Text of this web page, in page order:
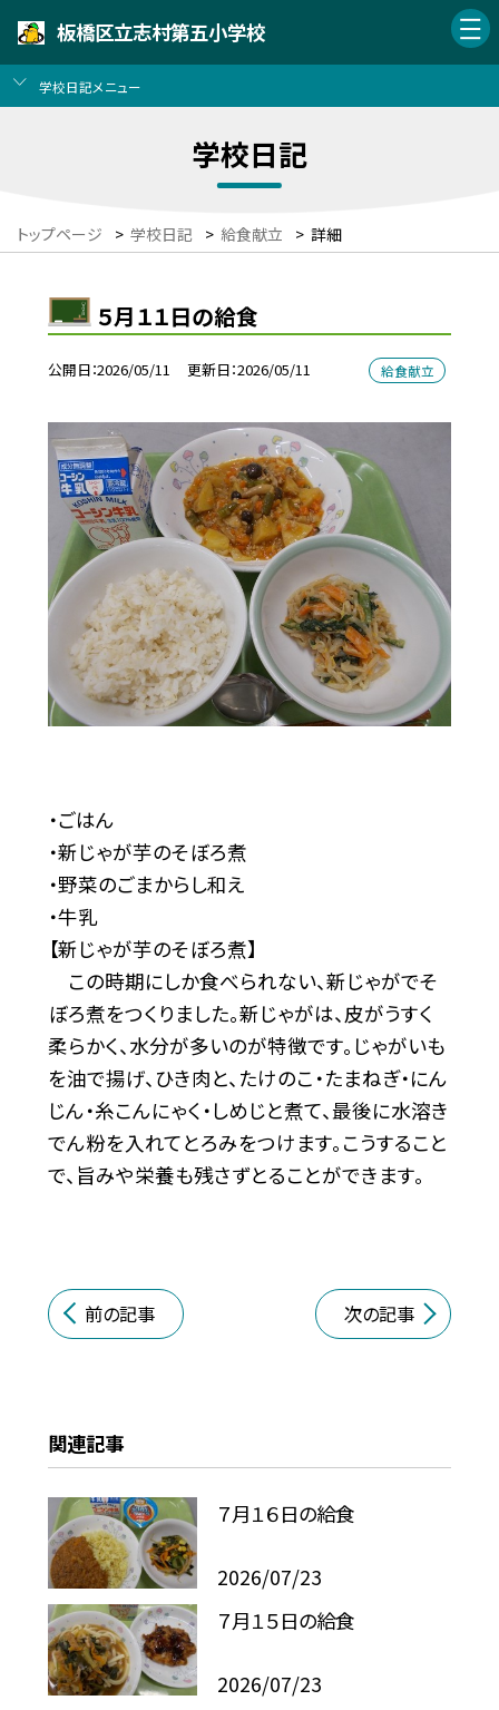
板橋区立志村第五小学校
学校日記メニュー
学校日記
トップページ > 学校日記 > 給食献立 > 詳細
５月１１日の給食
公開日 2026/05/11 更新日 2026/05/11 給食献立
・ごはん
・新じゃが芋のそぼろ煮
・野菜のごまからし和え
・牛乳
【新じゃが芋のそぼろ煮】
この時期にしか食べられない、新じゃがでそ
ぼろ煮をつくりました。新じゃがは、皮がうすく
柔らかく、水分が多いのが特徴です。じゃがいも
を油で揚げ、ひき肉と、たけのこ・たまねぎ・にん
じん・糸こんにゃく・しめじと煮て、最後に水溶き
でん粉を入れてとろみをつけます。こうすること
で、旨みや栄養も残さずとることができます。
前の記事 次の記事
関連記事
７月１６日の給食
2026/07/23
７月１５日の給食
2026/07/23